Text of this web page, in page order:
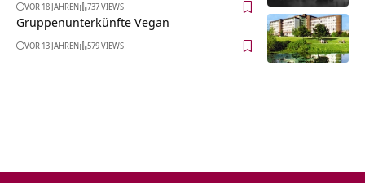
VOR 18 JAHREN 737 VIEWS
Gruppenunterkünfte Vegan
VOR 13 JAHREN 579 VIEWS